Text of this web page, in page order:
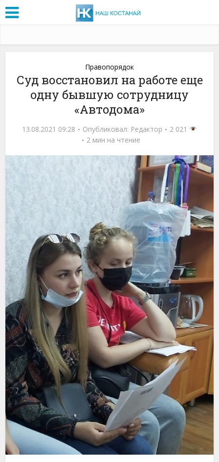
Правопорядок
Суд восстановил на работе еще
одну бывшую сотрудницу
«Автодома»
13.08.2021 09:28 Опубликовал: Редактор
2 021
2 мин на чтение